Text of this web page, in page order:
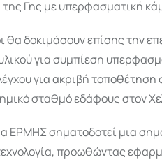
Γης με υπερφασματική
δοκιμάσουν επίσης την
για συμπίεση
για ακριβή
σταθμό εδάφους στον
ΕΡΜΗΣ σηματοδοτεί μια
προωθώντας